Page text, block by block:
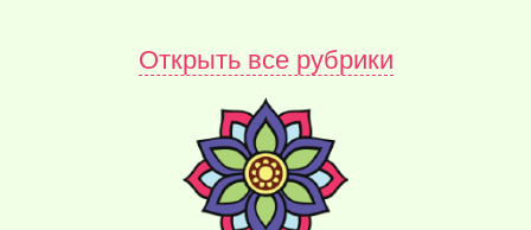
Открыть все рубрики